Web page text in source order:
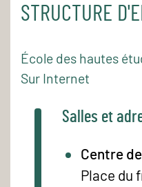
STRUCTURE
École des hautes
Sur Internet
Salles et
Centre
Place du